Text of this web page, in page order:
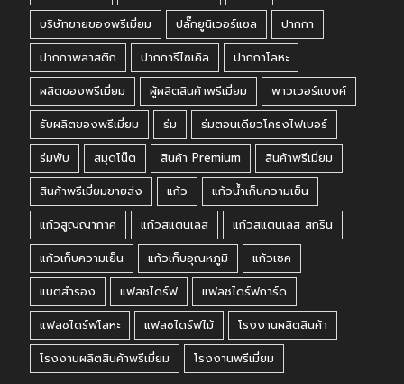
บริษัทขายของพรีเมี่ยม
ปลั๊กยูนิเวอร์แซล
ปากกา
ปากกาพลาสติก
ปากการีไซเคิล
ปากกาโลหะ
ผลิตของพรีเมี่ยม
ผู้ผลิตสินค้าพรีเมี่ยม
พาวเวอร์แบงค์
รับผลิตของพรีเมี่ยม
ร่ม
ร่มตอนเดียวโครงไฟเบอร์
ร่มพับ
สมุดโน๊ต สินค้า Premium
สินค้าพรีเมี่ยม
สินค้าพรีเมี่ยมขายส่ง
แก้ว
แก้วน้ำเก็บความเย็น
แก้วสูญญากาศ
แก้วสแตนเลส
แก้วสแตนเลส สกรีน
แก้วเก็บความเย็น
แก้วเก็บอุณหภูมิ
แก้วเชค
แบตสำรอง
แฟลชไดร์ฟ
แฟลชไดร์ฟการ์ด
แฟลชไดร์ฟโลหะ
แฟลชไดร์ฟไม้
โรงงานผลิตสินค้า
โรงงานผลิตสินค้าพรีเมี่ยม
โรงงานพรีเมี่ยม